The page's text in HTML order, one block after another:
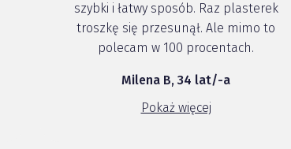
szybki i łatwy sposób. Raz plasterek
troszkę się przesunął. Ale mimo to
polecam w 100 procentach.
Milena B, 34 lat/-a
Pokaż więcej